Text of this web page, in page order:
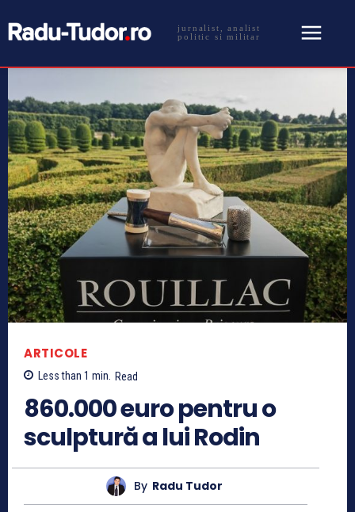
jurnalist, analist
politic si militar
ARTICOLE
Less than 1 min. Read
860.000 euro pentru o
sculptură a lui Rodin
By Radu Tudor